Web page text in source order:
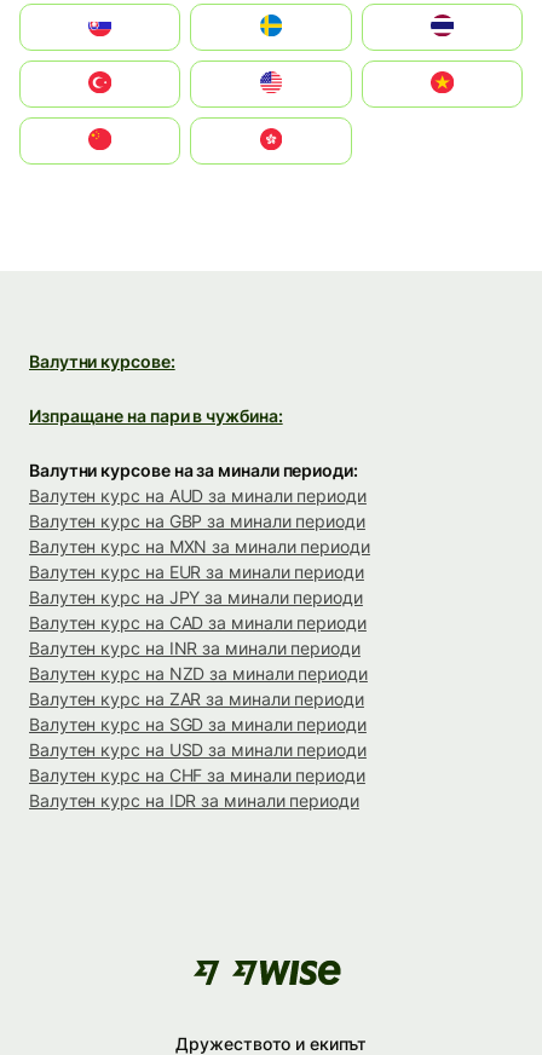
United States
中國香港特別行政區
Валутни курсове:
Изпращане на пари в чужбина:
Валутни курсове на за минали периоди:
Валутен курс на AUD за минали периоди
Валутен курс на GBP за минали периоди
Валутен курс на MXN за минали периоди
Валутен курс на EUR за минали периоди
Валутен курс на JPY за минали периоди
Валутен курс на CAD за минали периоди
Валутен курс на INR за минали периоди
Валутен курс на NZD за минали периоди
Валутен курс на ZAR за минали периоди
Валутен курс на SGD за минали периоди
Валутен курс на USD за минали периоди
Валутен курс на CHF за минали периоди
Валутен курс на IDR за минали периоди
Дружеството и екипът